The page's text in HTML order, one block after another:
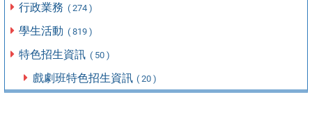
行政業務 ( 274 )
學生活動 ( 819 )
特色招生資訊 ( 50 )
戲劇班特色招生資訊 ( 20 )